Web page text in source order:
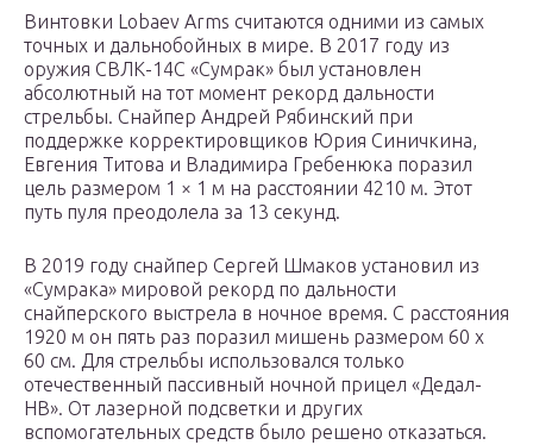
Винтовки Lobaev Arms считаются одними из самых
точных и дальнобойных в мире. В 2017 году из
оружия СВЛК-14С «Сумрак» был установлен
абсолютный на тот момент рекорд дальности
стрельбы. Снайпер Андрей Рябинский при
поддержке корректировщиков Юрия Синичкина,
Евгения Титова и Владимира Гребенюка поразил
цель размером 1 × 1 м на расстоянии 4210 м. Этот
путь пуля преодолела за 13 секунд.
В 2019 году снайпер Сергей Шмаков установил из
«Сумрака» мировой рекорд по дальности
снайперского выстрела в ночное время. С расстояния
1920 м он пять раз поразил мишень размером 60 х
60 см. Для стрельбы использовался только
отечественный пассивный ночной прицел «Дедал-
НВ». От лазерной подсветки и других
вспомогательных средств было решено отказаться.